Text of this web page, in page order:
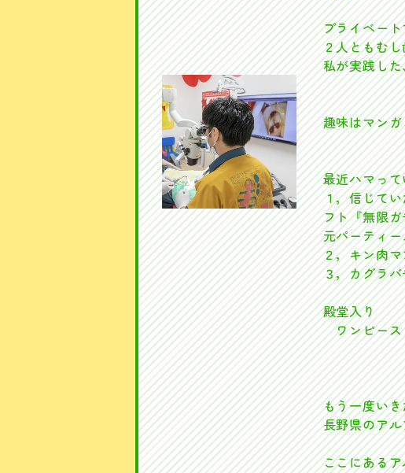
プライベー
２人ともむ
私が実践し
趣味はマン
最近ハマっ
１，信じて
フト『無限
元パーティ
２，キン肉
３，カグラ
殿堂入り
ワンピース
もう一度い
長野県のア
ここにある